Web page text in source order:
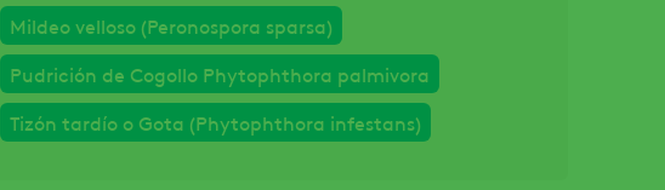
Mildeo velloso (Peronospora sparsa)
Pudrición de Cogollo Phytophthora palmivora
Tizón tardío o Gota (Phytophthora infestans)